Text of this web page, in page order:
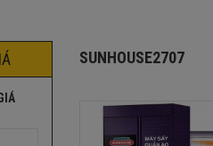
SUNHOUSE2707